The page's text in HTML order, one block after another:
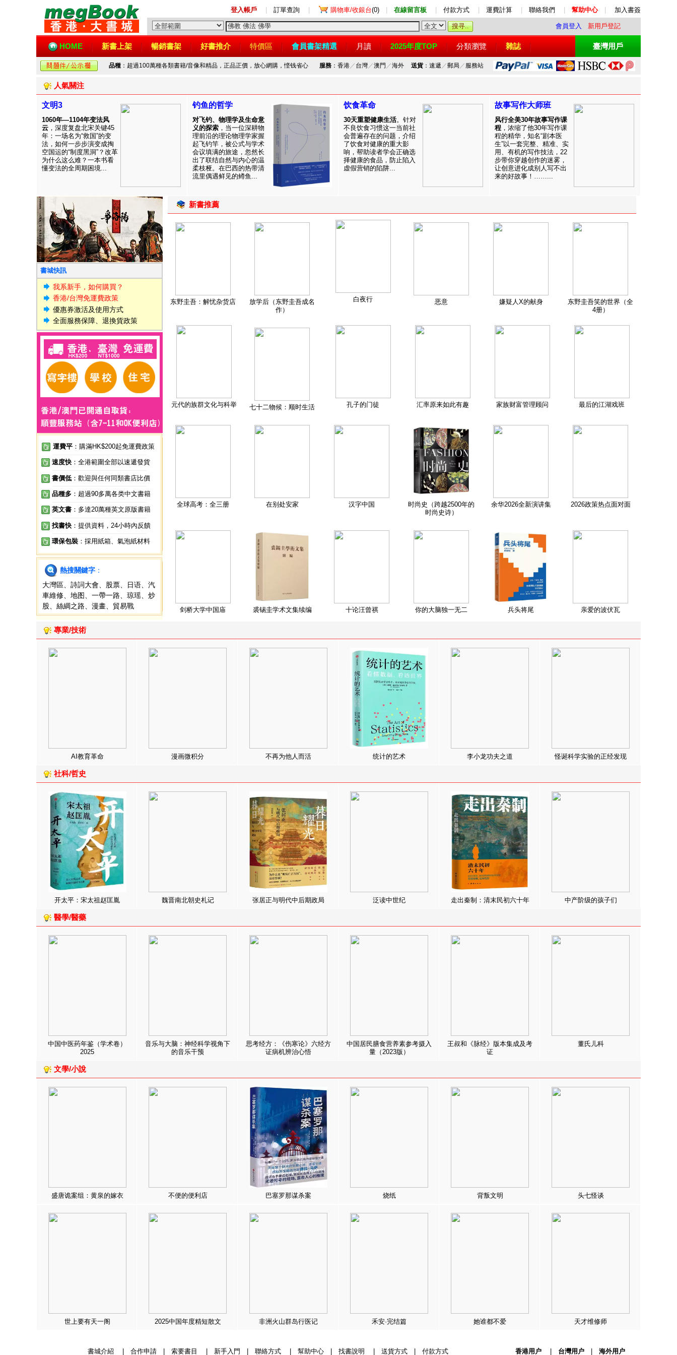
登入帳戶 訂單查詢 購物車/收銀台(0) 在線留言板 付款方式 運費計算 聯絡我們 幫助中心 加入書簽
會員登入 新用戶登記
HOME 新書上架 暢銷書架 好書推介 特價區 會員書架精選 月讀 2025年度TOP 分類瀏覽 雜誌 臺灣用戶
品種 ：超過100萬種各類書籍/音像和精品，正品正價，放心網購，悭钱省心 服務：香港／ 台灣／澳門 ／海外 送貨：速遞 ／郵局 ／ 服務站
人氣關注
文明3
1060年—1104年变法风
云 ，深度复盘北宋关键45
年：一场名为“救国”的变
法，如何一步步演变成掏
空国运的“制度黑洞”？改革
为什么这么难？一本书看
懂变法的全周期困境...
钓鱼的哲学
对飞钓、物理学及生命意
义的探索 ，当一位深耕物
理前沿的理论物理学家握
起飞钓竿，被公式与学术
会议填满的旅途，忽然长
出了联结自然与内心的温
柔枝桠。在巴西的热带清
流里偶遇鲜见的鳟鱼...
饮食革命
30天重塑健康生活。针对
不良饮食习惯这一当前社
会普遍存在的问题，介绍
了饮食对健康的重大影
响，帮助读者学会正确选
择健康的食品，防止陷入
虚假营销的陷阱...
故事写作大师班
风行全美30年故事写作课
程 ，浓缩了他30年写作课
程的精华，知名“剧本医
生”以一套完整、精准、实
用、有机的写作技法，22
步带你穿越创作的迷雾，
让创意进化成别人写不出
来的好故事！……...
書城快訊
我系新手，如何購買？
香港/台灣免運費政策
優惠券激活及使用方式
全面服務保障、退換貨政策
運費平 ：購滿HK$200起免運費政策
速度快 ：全港範圍全部以速遞發貨
書價低 ：歡迎與任何同類書店比價
品種多 ：超過90多萬各类中文書籍
英文書 ：多達20萬種英文原版書籍
找書快 ：提供資料，24小時內反饋
環保包裝 ：採用紙箱、氣泡紙材料
熱搜關鍵字 ：
大灣區
詩詞大會 股票 日语
汽
車維修
地图 一帶一路 琼瑶
炒
股
絲綢之路 漫畫 貿易戰
新書推薦
东野圭吾：解忧杂货店
放学后（东野圭吾成名
作）
白夜行 恶意 嫌疑人X的献身
东野圭吾笑的世界（全
4册）
元代的族群文化与科举 七十二物候：顺时生活 孔子的门徒 汇率原来如此有趣 家族财富管理顾问 最后的江湖戏班
全球高考：全三册 在别处安家 汉字中国
时尚史（跨越2500年的
时尚史诗）
余华2026全新演讲集 2026政策热点面对面
剑桥大学中国庙 裘锡圭学术文集续编 十论汪曾祺 你的大脑独一无二 兵头将尾 亲爱的波伏瓦
專業/技術
AI教育革命 漫画微积分 不再为他人而活 统计的艺术 李小龙功夫之道 怪诞科学实验的正经发现
社科/哲史
开太平：宋太祖赵匡胤 魏晋南北朝史札记 张居正与明代中后期政局 泛读中世纪 走出秦制：清末民初六十年 中产阶级的孩子们
醫學/醫藥
中国中医药年鉴（学术卷）
2025
音乐与大脑：神经科学视角下
的音乐干预
思考经方：《伤寒论》六经方
证病机辨治心悟
中国居民膳食营养素参考摄入
量（2023版）
王叔和《脉经》版本集成及考
证
董氏儿科
文學/小說
盛唐诡案组：黄泉的嫁衣 不便的便利店 巴塞罗那谋杀案 烧纸 背叛文明 头七怪谈
世上要有天一阁 2025中国年度精短散文 非洲火山群岛行医记 禾安·完结篇 她谁都不爱 天才维修师
書城介紹 合作申請| 索要書目 新手入門 聯絡方式| 幫助中心| 找書說明 送貨方式| 付款方式 香港用户| 台灣用户| 海外用户